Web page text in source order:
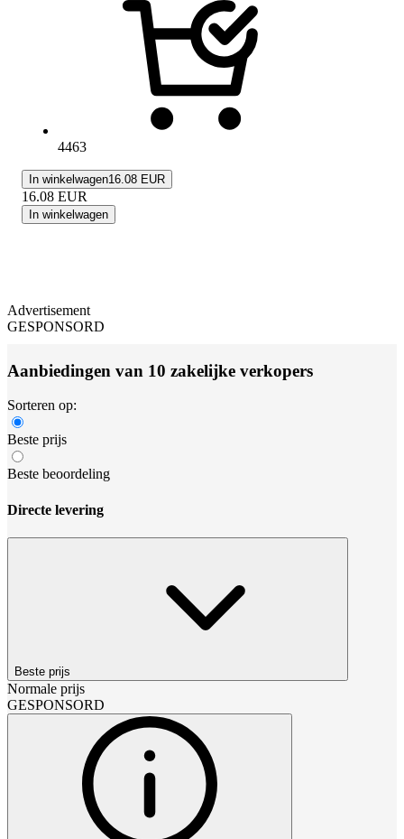
4463
In winkelwagen16.08 EUR
16.08 EUR
In winkelwagen
Advertisement
GESPONSORD
Aanbiedingen van 10 zakelijke verkopers
Sorteren op:
Beste prijs
Beste beoordeling
Directe levering
Beste prijs
Normale prijs
GESPONSORD